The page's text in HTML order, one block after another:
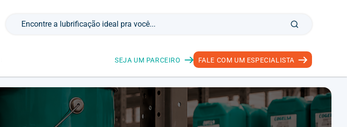
SEJA UM PARCEIRO FALE COM UM ESPECIALISTA